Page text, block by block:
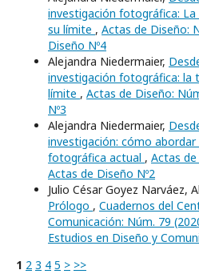
investigación fotográfica: La
su límite , Actas de Diseño:
Diseño Nº4
Alejandra Niedermaier,
investigación fotográfica: la
límite , Actas de Diseño:
Nº3
Alejandra Niedermaier,
investigación: cómo
fotográfica actual , Actas de
Actas de Diseño Nº2
Julio César Goyez Narváez,
Prólogo , Cuadernos del
Comunicación: Núm. 79
Estudios en Diseño y
1 2 3 4 5 > >>